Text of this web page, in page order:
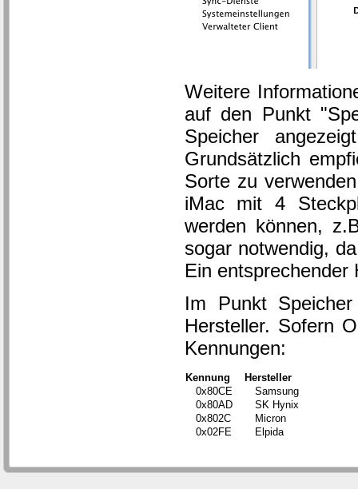
Weitere
auf den Punkt
Speicher
Grundsätzlich
Sorte zu
iMac mit 4
werden können,
sogar notwendig,
Ein
Im Punkt
Hersteller. Sofern
Kennungen:
Kennung
Hersteller
0x80CE
Samsung
0x80AD
SK Hynix
0x802C
Micron
0x02FE
Elpida